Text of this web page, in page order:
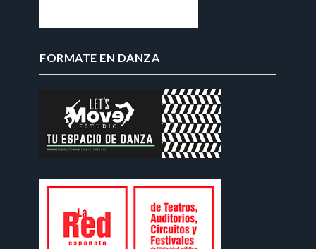
FORMATE EN DANZA